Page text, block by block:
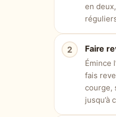
en
Faire
Émince
fais
courge,
jusqu’à